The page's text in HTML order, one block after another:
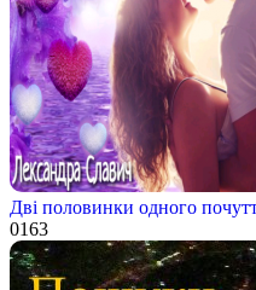
Дві половинки одного
0163